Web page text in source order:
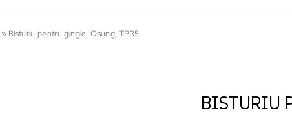
» Bisturiu pentru gingie, Osung, TP35
BISTURIU